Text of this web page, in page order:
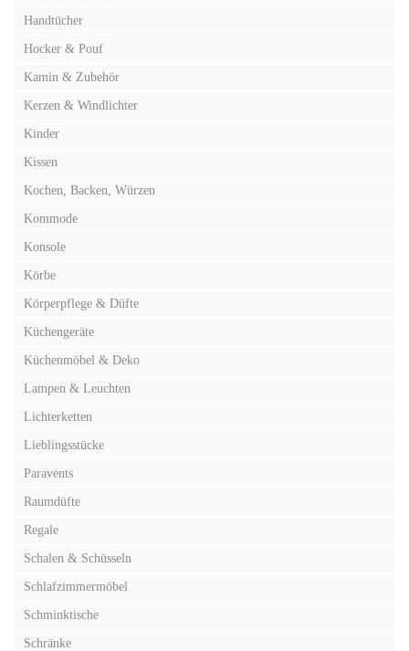
Handtücher
Hocker & Pouf
Kamin & Zubehör
Kerzen & Windlichter
Kinder
Kissen
Kochen, Backen, Würzen
Kommode
Konsole
Körbe
Körperpflege & Düfte
Küchengeräte
Küchenmöbel & Deko
Lampen & Leuchten
Lichterketten
Lieblingsstücke
Paravents
Raumdüfte
Regale
Schalen & Schüsseln
Schlafzimmermöbel
Schminktische
Schränke